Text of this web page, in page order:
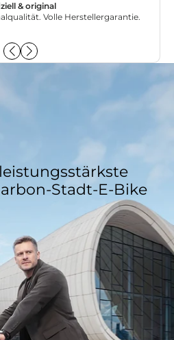
& original
Volle Herstellergarantie.
Stadt-E-Bike